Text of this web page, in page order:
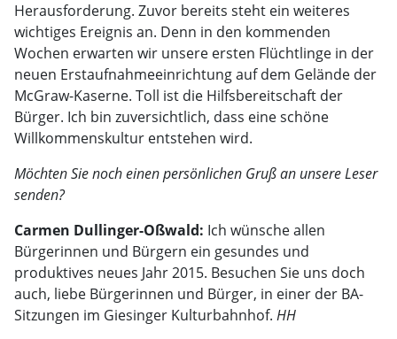
Herausforderung. Zuvor bereits steht ein weiteres
wichtiges Ereignis an. Denn in den kommenden
Wochen erwarten wir unsere ersten Flüchtlinge in der
neuen Erstaufnahmeeinrichtung auf dem Gelände der
McGraw-Kaserne. Toll ist die Hilfsbereitschaft der
Bürger. Ich bin zuversichtlich, dass eine schöne
Willkommenskultur entstehen wird.
Möchten Sie noch einen persönlichen Gruß an unsere Leser
senden?
Carmen Dullinger-Oßwald: Ich wünsche allen
Bürgerinnen und Bürgern ein gesundes und
produktives neues Jahr 2015. Besuchen Sie uns doch
auch, liebe Bürgerinnen und Bürger, in einer der BA-
Sitzungen im Giesinger Kulturbahnhof. HH